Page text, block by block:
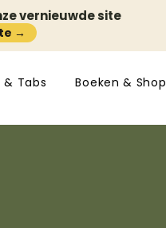
vernieuwde site
→
& Tabs Boeken & Shop